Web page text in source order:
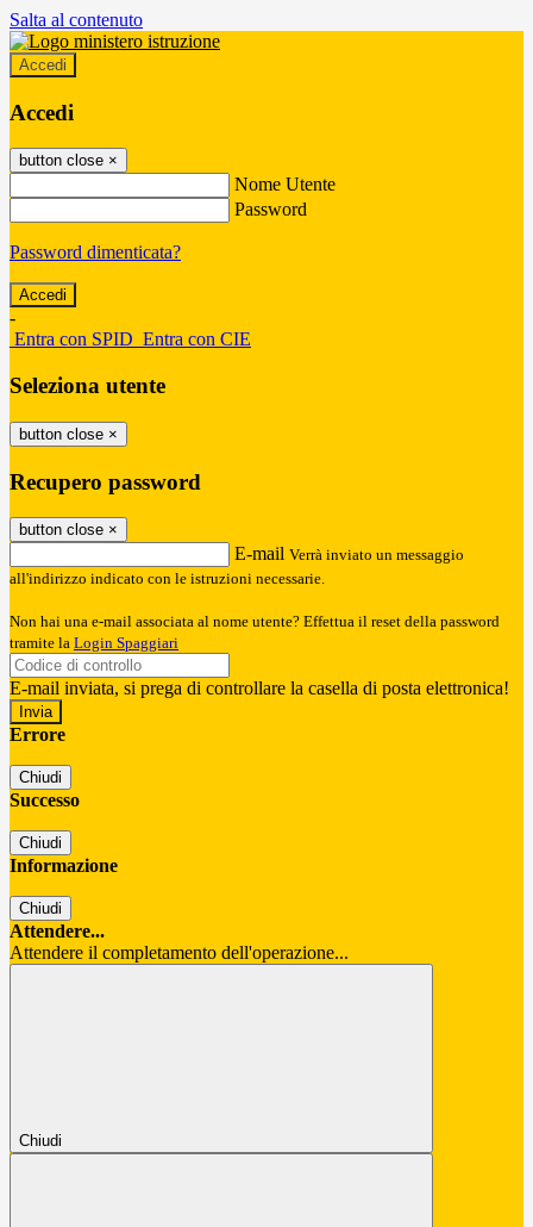
Salta al contenuto
Accedi
Accedi
button close ×
Nome Utente
Password
Password dimenticata?
-
Entra con SPID Entra con CIE
Seleziona utente
button close ×
Recupero password
button close ×
E-mail Verrà inviato un messaggio
all'indirizzo indicato con le istruzioni necessarie.
Non hai una e-mail associata al nome utente? Effettua il reset della password
tramite la Login Spaggiari
E-mail inviata, si prega di controllare la casella di posta elettronica!
Errore
Chiudi
Successo
Chiudi
Informazione
Chiudi
Attendere...
Attendere il completamento dell'operazione...
Chiudi